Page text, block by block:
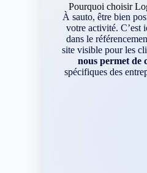
Pourquoi choisir
À sauto, être bien
votre activité. C’est
dans le
site visible pour les
nous permet de
spécifiques des